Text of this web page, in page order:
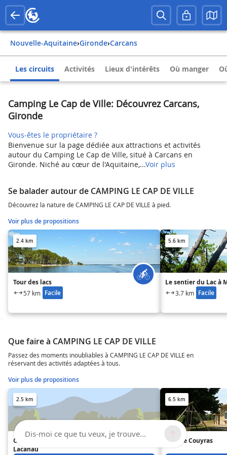
Nouvelle-Aquitaine› Gironde› Carcans
Les circuits Activités Lieux d'intérêts Où manger
Camping Le Cap de Ville: Découvrez Carcans,
Gironde
Vous-êtes le propriétaire ?
Bienvenue sur la page dédiée aux attractions et activités
autour du Camping Le Cap de Ville, situé à Carcans en
Gironde. Niché au cœur de l'Aquitaine,...Voir plus
Se balader autour de CAMPING LE CAP DE VILLE
Découvrez la nature de CAMPING LE CAP DE VILLE à pied.
Voir plus de propositions
2.4 km
Tour des lacs
57 km Facile
5.6 km
Le sentier du Lac à
3.7 km Facile
Que faire à CAMPING LE CAP DE VILLE
Passez des moments inoubliables à CAMPING LE CAP DE VILLE en
réservant des activités adaptées à tous.
Voir plus de propositions
2.5 km
Camping Paradis Carcans
Lacanau
6.5 km
Gite de Couyras
Dis-moi ce que tu veux, je trouve...